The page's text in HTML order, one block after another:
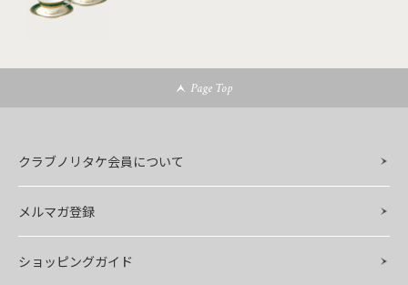
Page Top
クラブノリタケ会員について
メルマガ登録
ショッピングガイド